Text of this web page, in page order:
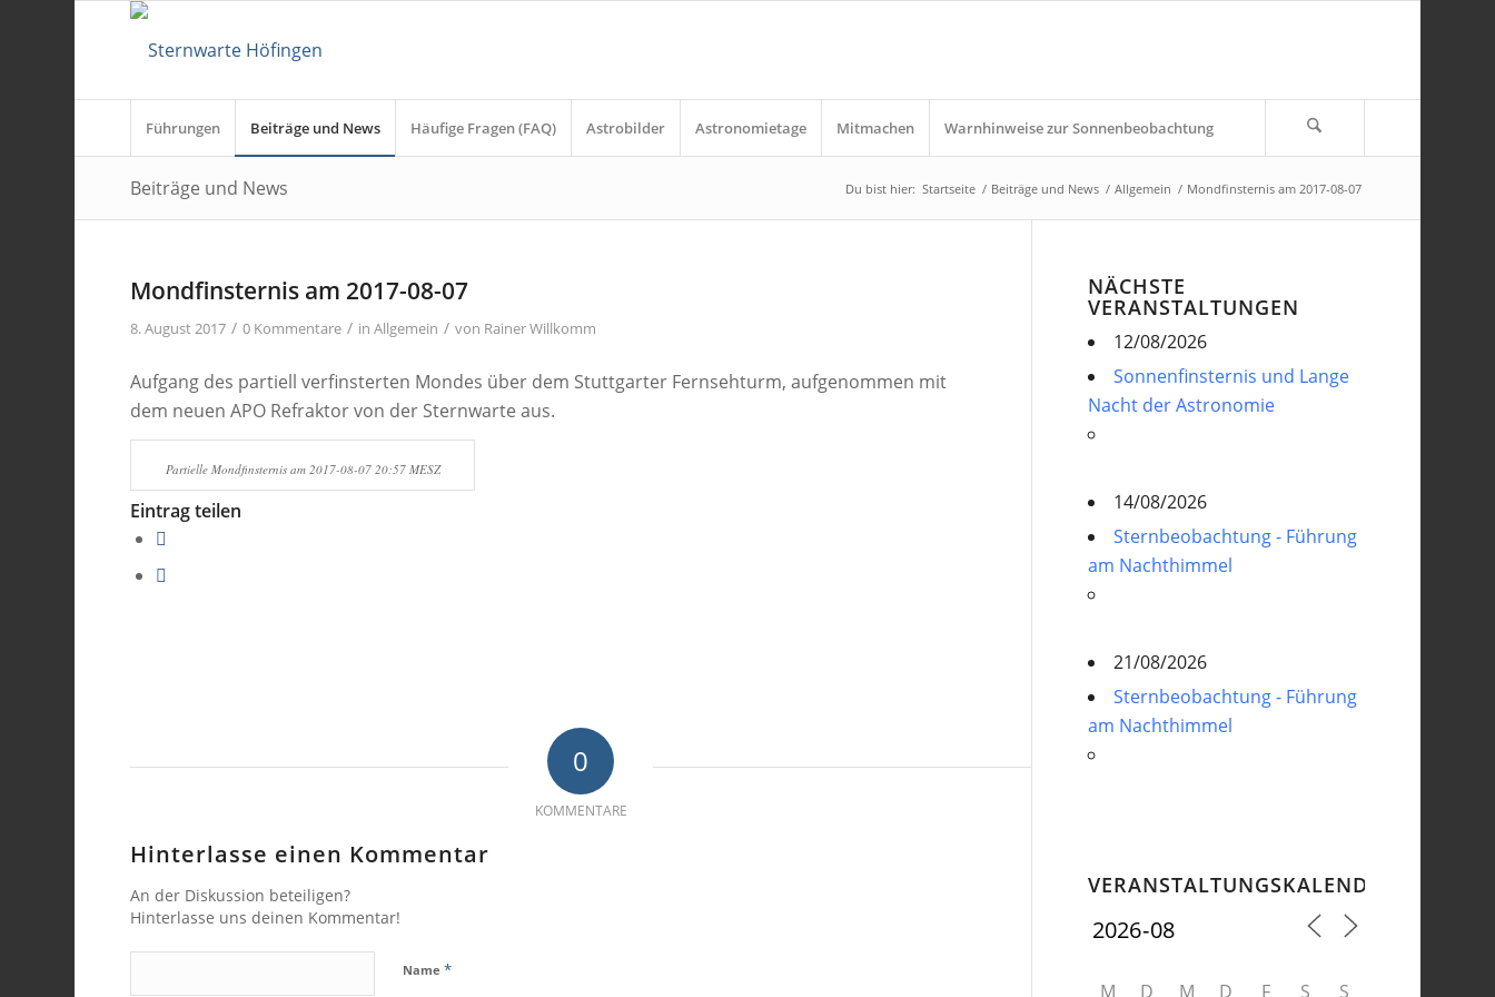
Führungen Beiträge und News Häufige Fragen (FAQ) Astrobilder Astronomietage Mitmachen Warnhinweise zur Sonnenbeobachtung
Beiträge und News Du bist hier: Startseite / Beiträge und News / Allgemein / Mondfinsternis am 2017-08-07
Mondfinsternis am 2017-08-07
8. August 2017 / 0 Kommentare / inAllgemein / von Rainer Willkomm
Aufgang des partiell verfinsterten Mondes über dem Stuttgarter Fernsehturm, aufgenommen mit
dem neuen APO Refraktor von der Sternwarte aus.
Partielle Mondfinsternis am 2017-08-07 20:57 MESZ
Eintrag teilen
0
KOMMENTARE
Hinterlasse einen Kommentar
An der Diskussion beteiligen?
Hinterlasse uns deinen Kommentar!
Name*
NÄCHSTE
VERANSTALTUNGEN
12/08/2026
Sonnenfinsternis und Lange
Nacht der Astronomie
14/08/2026
Sternbeobachtung - Führung
am Nachthimmel
21/08/2026
Sternbeobachtung - Führung
am Nachthimmel
VERANSTALTUNGSKALENDER
M D M D F S S